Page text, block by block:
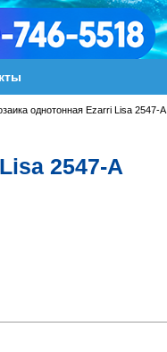
однотонная Ezarri Lisa 2547-A
2547-A